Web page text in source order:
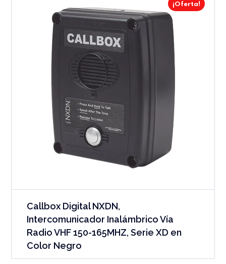
¡Oferta!
Callbox Digital NXDN,
Intercomunicador Inalámbrico Vía
Radio VHF 150-165MHZ, Serie XD en
Color Negro